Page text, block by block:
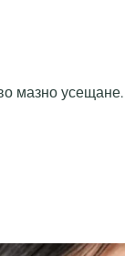
мазно усещане.